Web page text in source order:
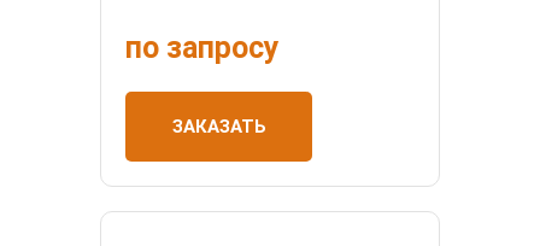
по запросу
ЗАКАЗАТЬ